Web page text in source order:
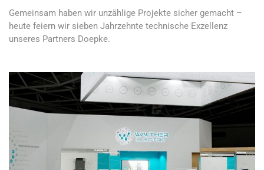
Gemeinsam haben wir unzählige Projekte sicher gemacht –
heute feiern wir sieben Jahrzehnte technische Exzellenz
unseres Partners Doepke.